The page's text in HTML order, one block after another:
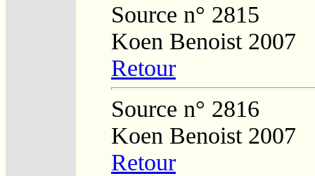
Source n° 2815
Koen Benoist 2007
Retour
Source n° 2816
Koen Benoist 2007
Retour